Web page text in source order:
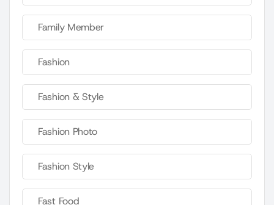
Family Member
Fashion
Fashion & Style
Fashion Photo
Fashion Style
Fast Food